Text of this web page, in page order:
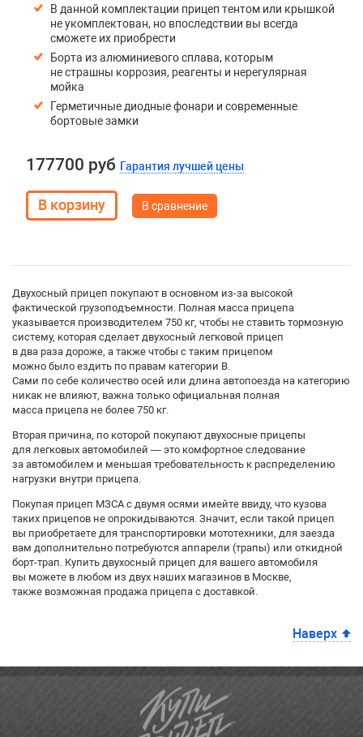
В данной комплектации прицеп тентом или крышкой
не укомплектован, но впоследствии вы всегда
сможете их приобрести
Борта из алюминиевого сплава, которым
не страшны коррозия, реагенты и нерегулярная
мойка
Герметичные диодные фонари и современные
бортовые замки
177700 руб Гарантия лучшей цены
В сравнение
Двухосный прицеп покупают в основном из-за высокой
фактической грузоподъемности. Полная масса прицепа
указывается производителем 750 кг, чтобы не ставить тормозную
систему, которая сделает двухосный легковой прицеп
в два раза дороже, а также чтобы с таким прицепом
можно было ездить по правам категории B.
Сами по себе количество осей или длина автопоезда на категорию
никак не влияют, важна только официальная полная
масса прицепа не более 750 кг.
Вторая причина, по которой покупают двухосные прицепы
для легковых автомобилей — это комфортное следование
за автомобилем и меньшая требовательность к распределению
нагрузки внутри прицепа.
Покупая прицеп МЗСА с двумя осями имейте ввиду, что кузова
таких прицепов не опрокидываются. Значит, если такой прицеп
вы приобретаете для транспортировки мототехники, для заезда
вам дополнительно потребуются аппарели (трапы) или откидной
борт-трап. Купить двухосный прицеп для вашего автомобиля
вы можете в любом из двух наших магазинов в Москве,
также возможная продажа прицепа с доставкой.
Наверх